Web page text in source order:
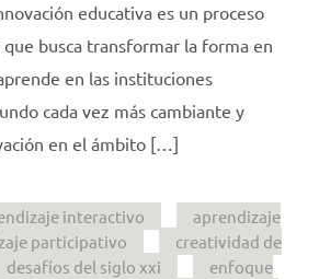
educativa es un proceso
busca transformar la forma en
en las instituciones
cada vez más cambiante y
en el ámbito […]
interactivo
aprendizaje
participativo
creatividad de
desafíos del siglo xxi
enfoque